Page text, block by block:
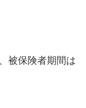
被保険者期間は